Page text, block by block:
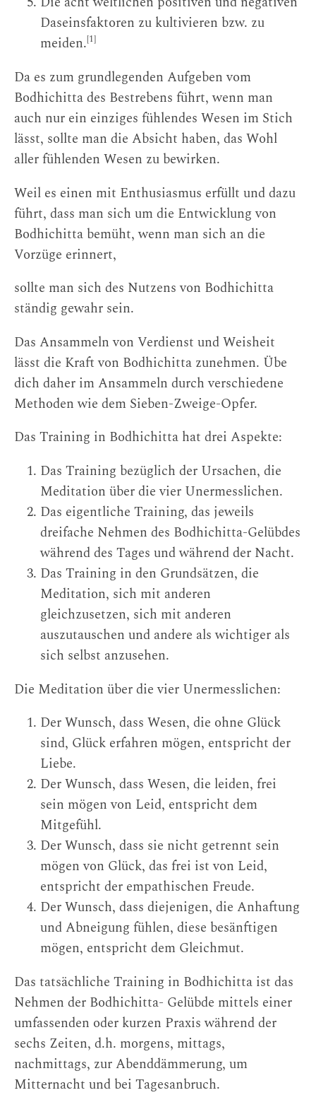
Daseinsfaktoren zu kultivieren bzw. zu
meiden.[1]
Da es zum grundlegenden Aufgeben vom
Bodhichitta des Bestrebens führt, wenn man
auch nur ein einziges fühlendes Wesen im Stich
lässt, sollte man die Absicht haben, das Wohl
aller fühlenden Wesen zu bewirken.
Weil es einen mit Enthusiasmus erfüllt und dazu
führt, dass man sich um die Entwicklung von
Bodhichitta bemüht, wenn man sich an die
Vorzüge erinnert,
sollte man sich des Nutzens von Bodhichitta
ständig gewahr sein.
Das Ansammeln von Verdienst und Weisheit
lässt die Kraft von Bodhichitta zunehmen. Übe
dich daher im Ansammeln durch verschiedene
Methoden wie dem Sieben-Zweige-Opfer.
Das Training in Bodhichitta hat drei Aspekte:
Das Training bezüglich der Ursachen, die
Meditation über die vier Unermesslichen.
Das eigentliche Training, das jeweils
dreifache Nehmen des Bodhichitta-Gelübdes
während des Tages und während der Nacht.
Das Training in den Grundsätzen, die
Meditation, sich mit anderen
gleichzusetzen, sich mit anderen
auszutauschen und andere als wichtiger als
sich selbst anzusehen.
Die Meditation über die vier Unermesslichen:
Der Wunsch, dass Wesen, die ohne Glück
sind, Glück erfahren mögen, entspricht der
Liebe.
Der Wunsch, dass Wesen, die leiden, frei
sein mögen von Leid, entspricht dem
Mitgefühl.
Der Wunsch, dass sie nicht getrennt sein
mögen von Glück, das frei ist von Leid,
entspricht der empathischen Freude.
Der Wunsch, dass diejenigen, die Anhaftung
und Abneigung fühlen, diese besänftigen
mögen, entspricht dem Gleichmut.
Das tatsächliche Training in Bodhichitta ist das
Nehmen der Bodhichitta- Gelübde mittels einer
umfassenden oder kurzen Praxis während der
sechs Zeiten, d.h. morgens, mittags,
nachmittags, zur Abenddämmerung, um
Mitternacht und bei Tagesanbruch.